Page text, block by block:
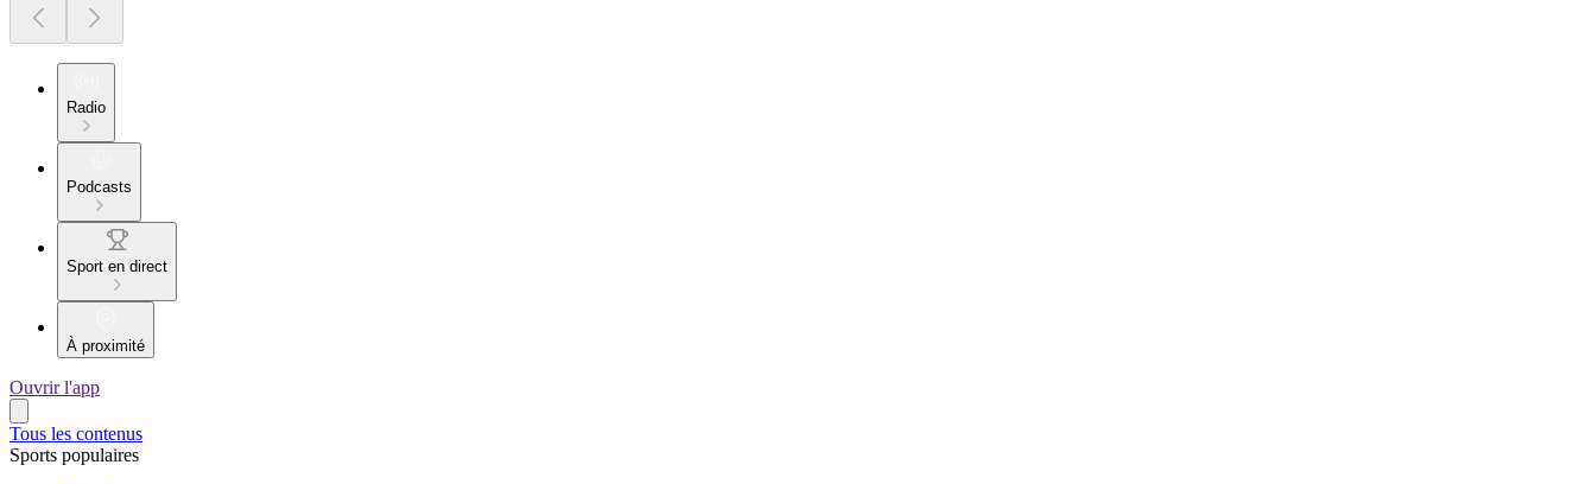
Radio
Podcasts
Sport en direct
À proximité
Ouvrir l'app
Tous les contenus
Sports populaires